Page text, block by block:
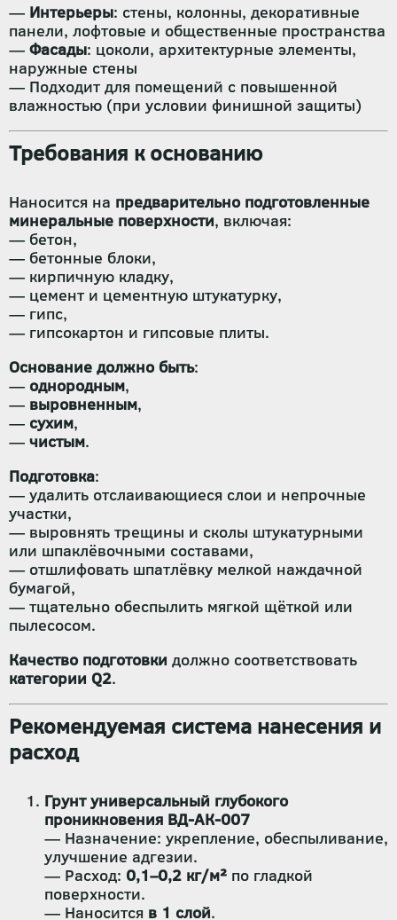
— Интерьеры: стены, колонны, декоративные
панели, лофтовые и общественные пространства
— Фасады: цоколи, архитектурные элементы,
наружные стены
— Подходит для помещений с повышенной
влажностью (при условии финишной защиты)
Требования к основанию
Наносится на предварительно подготовленные
минеральные поверхности, включая:
— бетон,
— бетонные блоки,
— кирпичную кладку,
— цемент и цементную штукатурку,
— гипс,
— гипсокартон и гипсовые плиты.
Основание должно быть:
— однородным,
— выровненным,
— сухим,
— чистым.
Подготовка:
— удалить отслаивающиеся слои и непрочные
участки,
— выровнять трещины и сколы штукатурными
или шпаклёвочными составами,
— отшлифовать шпатлёвку мелкой наждачной
бумагой,
— тщательно обеспылить мягкой щёткой или
пылесосом.
Качество подготовки должно соответствовать
категории Q2.
Рекомендуемая система нанесения и
расход
Грунт универсальный глубокого
проникновения ВД-АК-007
— Назначение: укрепление, обеспыливание,
улучшение адгезии.
— Расход: 0,1–0,2 кг/м² по гладкой
поверхности.
— Наносится в 1 слой.